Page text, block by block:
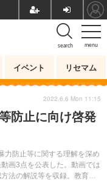
menu
search
イベント リセマム
防止に向け啓発
防止等に関する理解を深め
画3点を公表した。動画では
法の解説等を収録。教育委
2022.6.6 Mon 11:15